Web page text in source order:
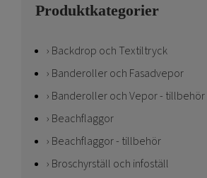
Produktkategorier
Backdrop och Textiltryck
Banderoller och Fasadvepor
Banderoller och Vepor - tillbehör
Beachflaggor
Beachflaggor - tillbehör
Broschyrställ och infoställ